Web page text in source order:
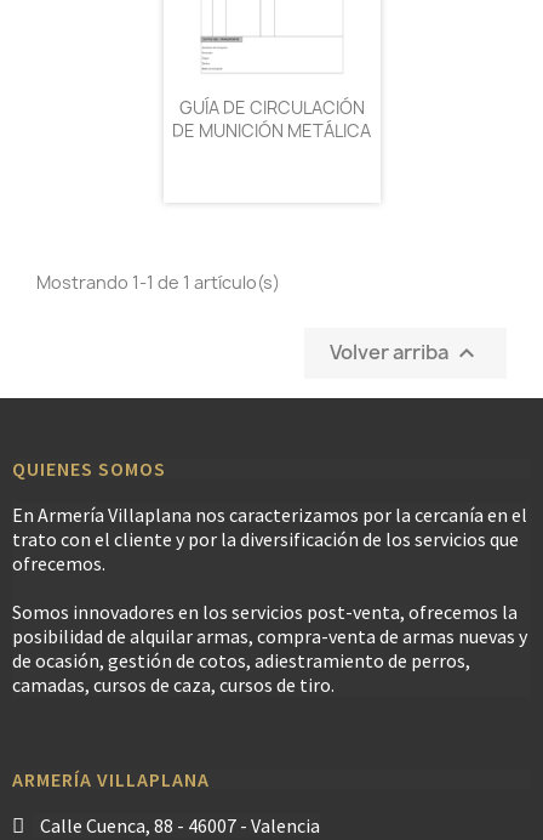
GUÍA DE CIRCULACIÓN
DE MUNICIÓN METÁLICA
Mostrando 1-1 de 1 artículo(s)
Volver arriba 
QUIENES SOMOS
En Armería Villaplana nos caracterizamos por la cercanía en el
trato con el cliente y por la diversificación de los servicios que
ofrecemos.
Somos innovadores en los servicios post-venta, ofrecemos la
posibilidad de alquilar armas, compra-venta de armas nuevas y
de ocasión, gestión de cotos, adiestramiento de perros,
camadas, cursos de caza, cursos de tiro.
ARMERÍA VILLAPLANA
Calle Cuenca, 88 - 46007 - Valencia